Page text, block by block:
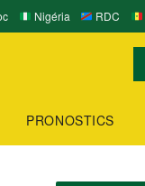
Nigéria RDC
PRONOSTICS